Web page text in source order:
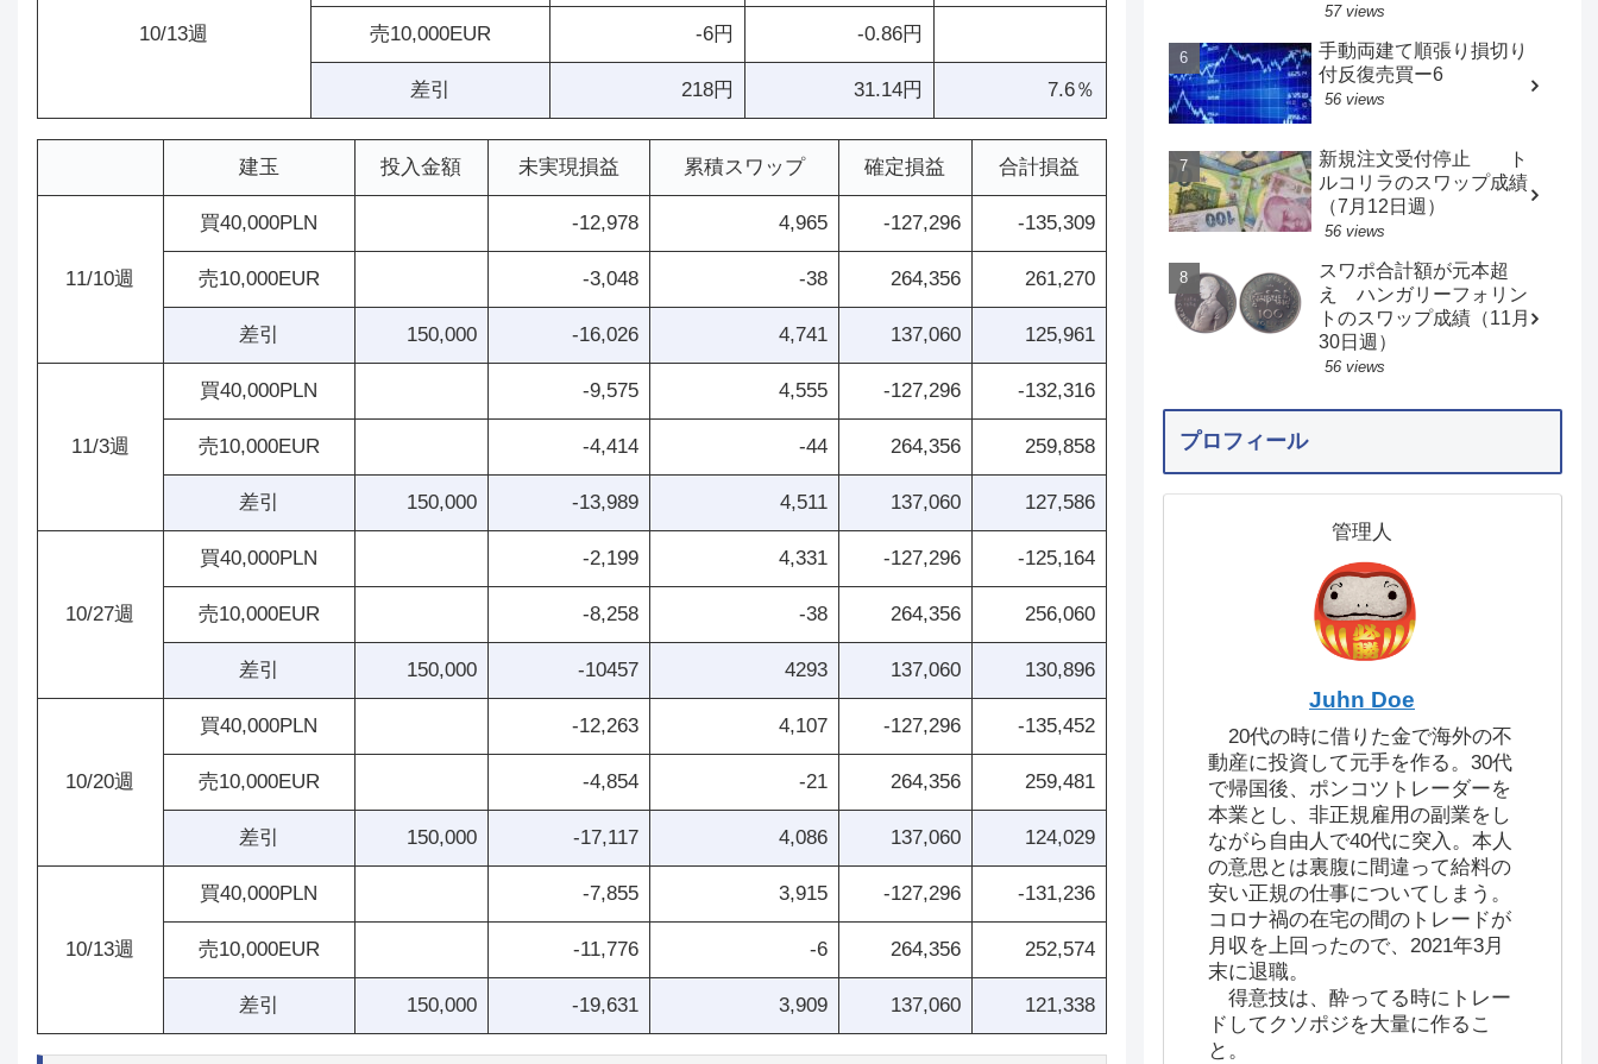
10/13週 売10,000EUR -6円 -0.86円
差引 218円 31.14円 7.6％
建玉 投入金額 未実現損益 累積スワップ 確定損益 合計損益
11/10週
買40,000PLN -12,978 4,965 -127,296 -135,309
売10,000EUR -3,048 -38 264,356 261,270
差引 150,000 -16,026 4,741 137,060 125,961
11/3週
買40,000PLN -9,575 4,555 -127,296 -132,316
売10,000EUR -4,414 -44 264,356 259,858
差引 150,000 -13,989 4,511 137,060 127,586
10/27週
買40,000PLN -2,199 4,331 -127,296 -125,164
売10,000EUR -8,258 -38 264,356 256,060
差引 150,000 -10457 4293 137,060 130,896
10/20週
買40,000PLN -12,263 4,107 -127,296 -135,452
売10,000EUR -4,854 -21 264,356 259,481
差引 150,000 -17,117 4,086 137,060 124,029
10/13週
買40,000PLN -7,855 3,915 -127,296 -131,236
売10,000EUR -11,776 -6 264,356 252,574
差引 150,000 -19,631 3,909 137,060 121,338
57 views
手動両建て順張り損切り
付反復売買ー6
56 views
新規注文受付停止 ト
ルコリラのスワップ成績
（7月12日週）
56 views
スワポ合計額が元本超
え ハンガリーフォリン
トのスワップ成績（11月
30日週）
56 views
プロフィール
管理人
Juhn Doe
20代の時に借りた金で海外の不
動産に投資して元手を作る。30代
で帰国後、ポンコツトレーダーを
本業とし、非正規雇用の副業をし
ながら自由人で40代に突入。本人
の意思とは裏腹に間違って給料の
安い正規の仕事についてしまう。
コロナ禍の在宅の間のトレードが
月収を上回ったので、2021年3月
末に退職。
得意技は、酔ってる時にトレー
ドしてクソポジを大量に作るこ
と。